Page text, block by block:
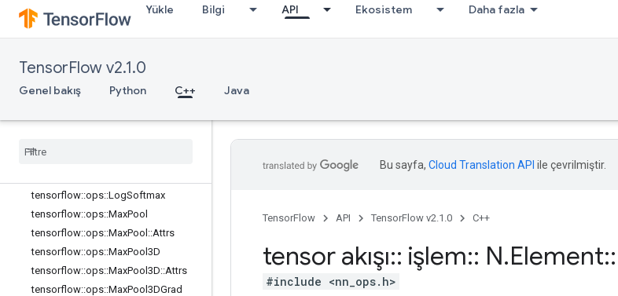
Yükle Bilgi API Ekosistem Daha fazla
TensorFlow v2.1.0
Genel bakış Python C++ Java
tensorflow::ops::FusedPadConv2D
tensorflow::ops::FusedResizeAndPa
tensorflow::ops::FusedResizeAndPa
tensorflow::ops::InTopK
tensorflow::ops::InTopKV2
tensorflow
tensorflow::ops::LogSoftmax
tensorflow::ops::MaxPool
tensorflow::ops::MaxPool ::Attrs
tensorflow::ops::MaxPool3D
tensorflow::ops::MaxPool3D::Attrs
tensorflow::ops::MaxPool3DGrad
Bu sayfa, Cloud Translation API ile çevrilmiştir.
TensorFlow API TensorFlow v2.1.0 C++
tensor akışı:: işlem:: N.Element::
#include <nn_ops.h>